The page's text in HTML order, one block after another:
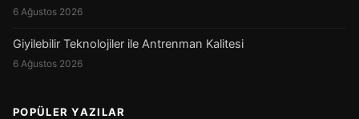
6 Ağustos 2026
Giyilebilir Teknolojiler ile Antrenman Kalitesi
6 Ağustos 2026
POPÜLER YAZILAR